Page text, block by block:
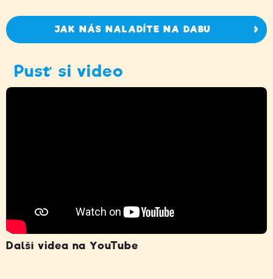
JAK NÁS NALADÍTE NA DABU
Pusť si video
Další videa na YouTube